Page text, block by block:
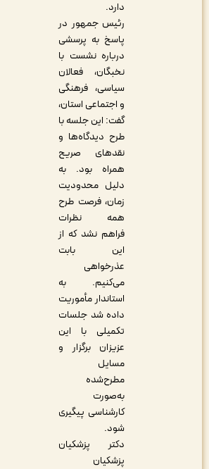
رئیس جمهور در
پاسخ به پرسشی
درباره نشست با
نخبگان، فعالان
سیاسی، فرهنگی
و اجتماعی استان،
گفت: این جلسه با
طرح دیدگاه‌ها و
نقدهای صریح
همراه بود. به
دلیل محدودیت
زمان، فرصت طرح
همه نظرات
فراهم نشد که از
این بابت
عذرخواهی
می‌کنیم. به
استاندار مأموریت
داده شد جلسات
تکمیلی با این
عزیزان برگزار و
مطرح‌شده
به‌صورت
کارشناسی پیگیری
دکتر پزشکیان